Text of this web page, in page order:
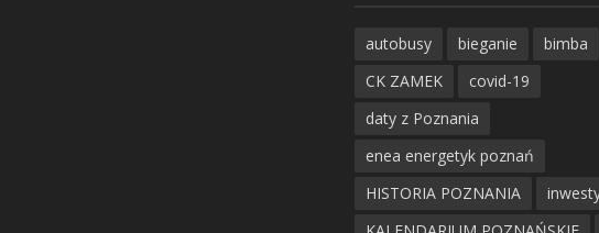
autobusy bieganie
bimba
CK ZAMEK
covid-19
daty z Poznania
enea energetyk poznań
HISTORIA POZNANIA